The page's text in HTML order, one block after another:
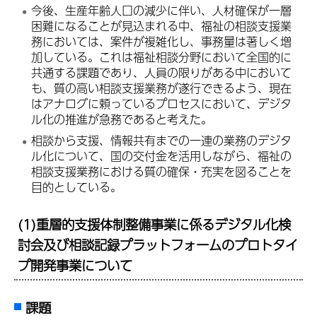
今後、生産年齢人口の減少に伴い、人材確保が一層
困難になることが見込まれる中、福祉の相談支援業
務においては、案件が複雑化し、事務量は著しく増
加している。これは福祉相談分野において全国的に
共通する課題であり、人員の限りがある中において
も、質の高い相談支援業務が遂行できるよう、現在
はアナログに頼っているプロセスにおいて、デジタ
ル化の推進が急務であると考えた。
相談から支援、情報共有までの一連の業務のデジタ
ル化について、国の交付金を活用しながら、福祉の
相談支援業務における質の確保・充実を図ることを
目的としている。
(1)重層的支援体制整備事業に係るデジタル化検
討会及び相談記録プラットフォームのプロトタイ
プ開発事業について
課題